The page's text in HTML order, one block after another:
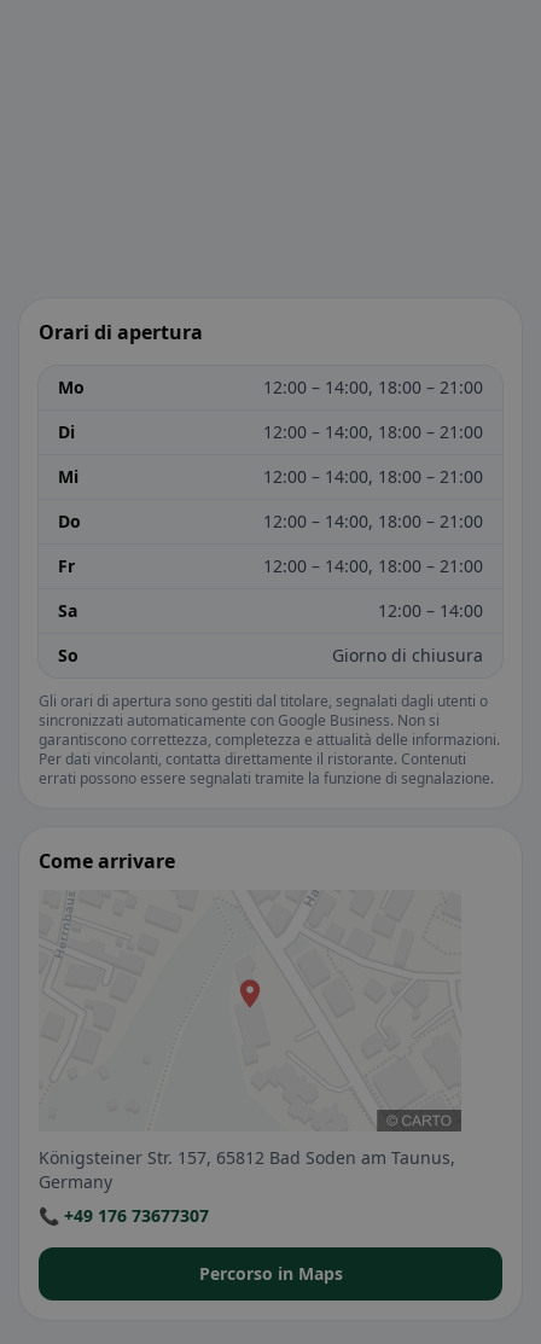
Orari di apertura
Mo
12:00 – 14:00, 18:00 – 21:00
Di
12:00 – 14:00, 18:00 – 21:00
Mi
12:00 – 14:00, 18:00 – 21:00
Do
12:00 – 14:00, 18:00 – 21:00
Fr
12:00 – 14:00, 18:00 – 21:00
Sa
12:00 – 14:00
So
Giorno di chiusura
Gli orari di apertura sono gestiti dal titolare, segnalati dagli utenti o
sincronizzati automaticamente con Google Business. Non si
garantiscono correttezza, completezza e attualità delle informazioni.
Per dati vincolanti, contatta direttamente il ristorante. Contenuti
errati possono essere segnalati tramite la funzione di segnalazione.
Come arrivare
Königsteiner Str. 157, 65812 Bad Soden am Taunus,
Germany
📞 +49 176 73677307
Percorso in Maps